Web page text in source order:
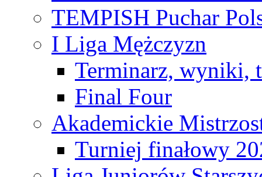
TEMPISH Puchar
I Liga Mężczyzn
Terminarz, wyniki,
Final Four
Akademickie
Turniej finałowy